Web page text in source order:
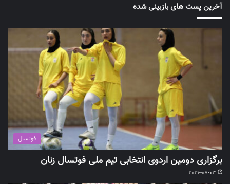
آخرین پست های بازبینی شده
فوتسال
برگزاری دومین اردوی انتخابی تیم ملی فوتسال زنان
2026-08-03